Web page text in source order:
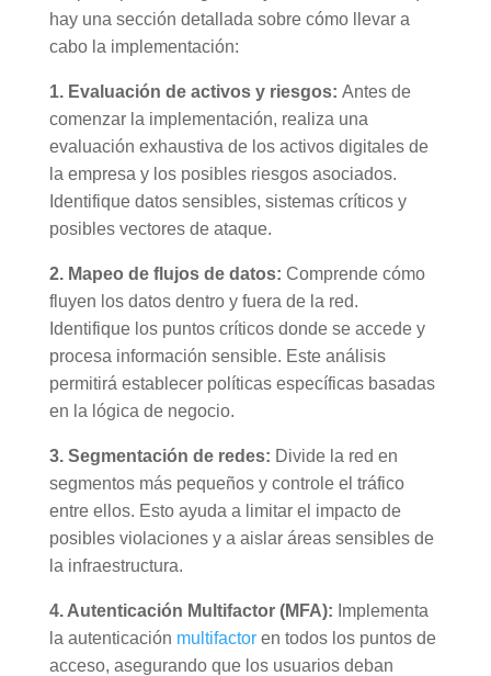
hay una sección detallada sobre cómo llevar a
cabo la implementación:
1. Evaluación de activos y riesgos: Antes de
comenzar la implementación, realiza una
evaluación exhaustiva de los activos digitales de
la empresa y los posibles riesgos asociados.
Identifique datos sensibles, sistemas críticos y
posibles vectores de ataque.
2. Mapeo de flujos de datos: Comprende cómo
fluyen los datos dentro y fuera de la red.
Identifique los puntos críticos donde se accede y
procesa información sensible. Este análisis
permitirá establecer políticas específicas basadas
en la lógica de negocio.
3. Segmentación de redes: Divide la red en
segmentos más pequeños y controle el tráfico
entre ellos. Esto ayuda a limitar el impacto de
posibles violaciones y a aislar áreas sensibles de
la infraestructura.
4. Autenticación Multifactor (MFA): Implementa
la autenticación multifactoren todos los puntos de
acceso, asegurando que los usuarios deban